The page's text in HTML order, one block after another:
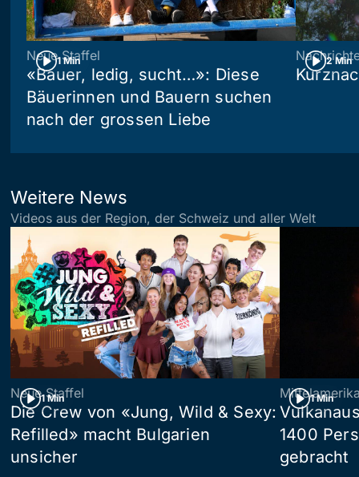
1 Min
Neue Staffel
«Bauer, ledig, sucht…»: Diese
Bäuerinnen und Bauern suchen
nach der grossen Liebe
2 Min
Weitere News
Videos aus der Region, der Schweiz und aller Welt
1 Min
Neue Staffel
Die Crew von «Jung, Wild & Sexy:
Refilled» macht Bulgarien
unsicher
1 Min
1400
gebracht